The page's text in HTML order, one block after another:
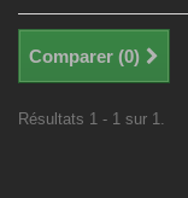
Comparer (0)
Résultats 1 - 1 sur 1.